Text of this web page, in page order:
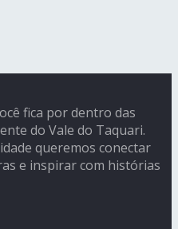
fica por dentro das
do Vale do Taquari.
queremos conectar
e inspirar com histórias